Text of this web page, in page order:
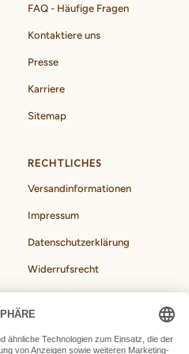
FAQ - Häufige Fragen
Kontaktiere uns
Presse
Karriere
Sitemap
RECHTLICHES
Versandinformationen
Impressum
Datenschutzerklärung
Widerrufsrecht
Allgemeine
Geschäftsbedingungen
Vertrag widerrufen